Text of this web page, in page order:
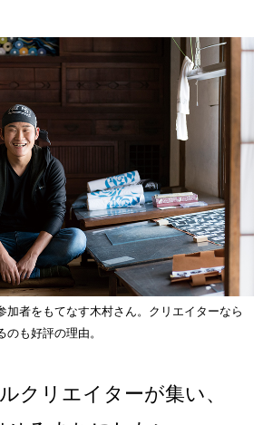
加者をもてなす木村さん。クリエイターなら
も好評の理由。
クリエイターが集い、